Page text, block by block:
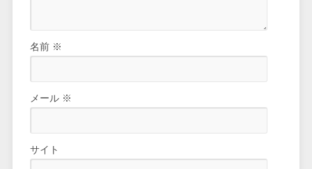
名前 ※
メール ※
サイト